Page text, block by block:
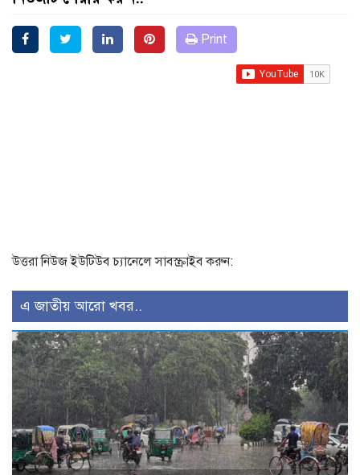
Print
উত্তরা নিউজ ইউটিউব চ্যানেলে সাবস্ক্রাইব করুন:
এ জাতীয় আরো খবর..